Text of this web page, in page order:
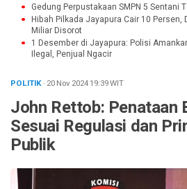
Gedung Perpustakaan SMPN 5 Sentani
Hibah Pilkada Jayapura Cair 10 Persen,
Miliar Disorot
1 Desember di Jayapura: Polisi
Ilegal, Penjual Ngacir
POLITIK· 20 Nov 202419:39WIT
John Rettob: Penataan
Sesuai Regulasi dan
Publik